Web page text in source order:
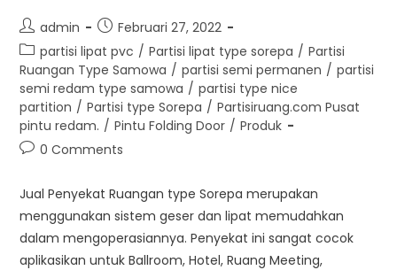
Post
author:
admin
Post
published:
Februari 27, 2022
Post
category:
partisi lipat pvc / Partisi lipat type sorepa / Partisi
Ruangan Type Samowa / partisi semi permanen / partisi
semi redam type samowa / partisi type nice
partition / Partisi type Sorepa / Partisiruang.com Pusat
pintu redam. / Pintu Folding Door / Produk
Post0 Comments
Jual Penyekat Ruangan type Sorepa merupakan
menggunakan sistem geser dan lipat memudahkan
dalam mengoperasiannya. Penyekat ini sangat cocok
aplikasikan untuk Ballroom, Hotel, Ruang Meeting,